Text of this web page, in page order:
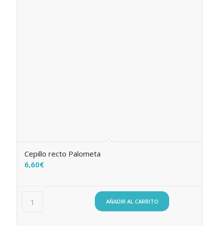
Cepillo recto Palometa
6,60€
AÑADIR AL CARRITO